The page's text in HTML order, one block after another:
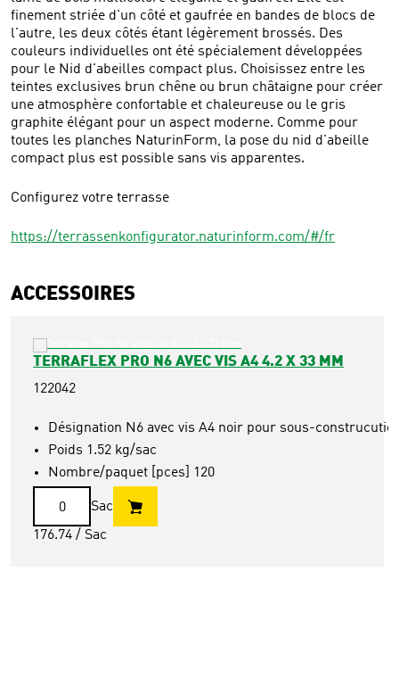
finement striée d'un côté et gaufrée en bandes de blocs de
l'autre, les deux côtés étant légèrement brossés. Des
couleurs individuelles ont été spécialement développées
pour le Nid d'abeilles compact plus. Choisissez entre les
teintes exclusives brun chêne ou brun châtaigne pour créer
une atmosphère confortable et chaleureuse ou le gris
graphite élégant pour un aspect moderne. Comme pour
toutes les planches NaturinForm, la pose du nid d'abeille
compact plus est possible sans vis apparentes.
Configurez votre terrasse
https://terrassenkonfigurator.naturinform.com/#/fr
ACCESSOIRES
TERRAFLEX PRO N6 AVEC VIS A4 4.2 X 33 MM
122042
Désignation N6 avec vis A4 noir pour sous-
Poids 1.52 kg/sac
Nombre/paquet [pces] 120
Sac
176.74 / Sac